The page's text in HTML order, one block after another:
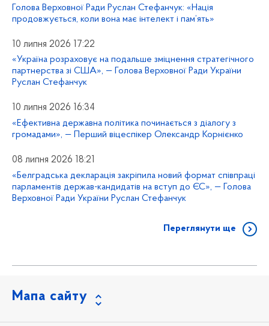
Голова Верховної Ради Руслан Стефанчук: «Нація
продовжується, коли вона має інтелект і пам’ять»
10 липня 2026 17:22
«Україна розраховує на подальше зміцнення стратегічного
партнерства зі США», — Голова Верховної Ради України
Руслан Стефанчук
10 липня 2026 16:34
«Ефективна державна політика починається з діалогу з
громадами», — Перший віцеспікер Олександр Корнієнко
08 липня 2026 18:21
«Белградська декларація закріпила новий формат співпраці
парламентів держав-кандидатів на вступ до ЄС», — Голова
Верховної Ради України Руслан Стефанчук
Переглянути ще
Мапа сайту